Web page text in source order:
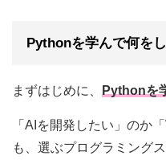
Pythonを学んで何を
まずはじめに、 Pythonを
「AIを開発したい」のか
も、選ぶプログラミング